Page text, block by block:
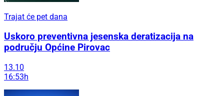
Trajat će pet dana
Uskoro preventivna jesenska deratizacija na
području Općine Pirovac
13.10
16:53h